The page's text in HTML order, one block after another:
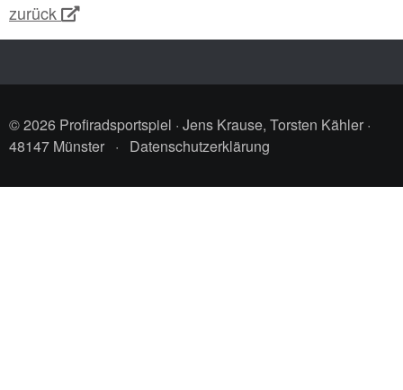
zurück
© 2026 Profiradsportspiel · Jens Krause, Torsten Kähler ·
48147 Münster · Datenschutzerklärung